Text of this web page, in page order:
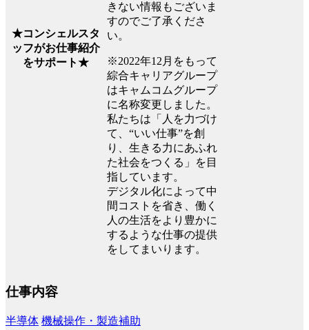
★コンシェルスタ
ッフがお仕事紹介
をサポート★
きない情報もございま
すのでご了承くださ
い。
※2022年12月をもって
綜合キャリアグループ
はキャムコムグループ
に名称変更しました。
私たちは「人を力づけ
て、“いい仕事”を創
り、生きる力にあふれ
た社会をつくる」を目
指しています。
デジタル化によって中
間コストを省き、働く
人の生活をより豊かに
するような仕事の提供
をしてまいります。
仕事内容
半導体 機械操作・製造補助